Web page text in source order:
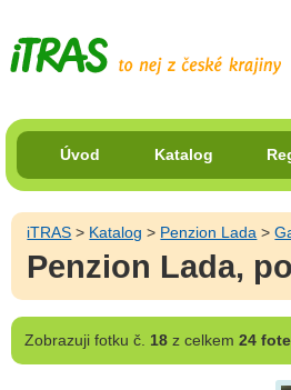
Úvod Katalog
iTRAS > Katalog > Penzion Lada >
Penzion Lada,
Zobrazujifotku č. 18z celkem 24